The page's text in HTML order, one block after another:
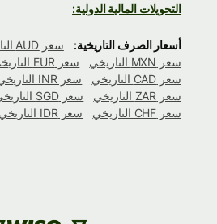
التحويلات المالية الدولية:
أسعار الصرف التاريخية: سعر AUD التاريخي
سعر MXN التاريخي
سعر EUR التاريخي
سعر CAD التاريخي
سعر INR التاريخي
سعر ZAR التاريخي
سعر SGD التاريخي
سعر CHF التاريخي
سعر IDR التاريخي